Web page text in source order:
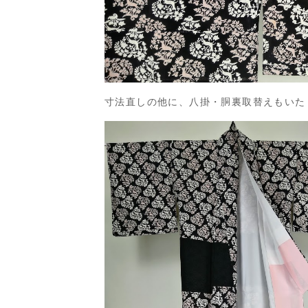
寸法直しの他に、八掛・胴裏取替えもい